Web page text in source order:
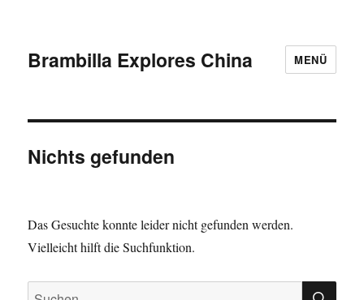
Brambilla Explores China MENÜ
Nichts gefunden
Das Gesuchte konnte leider nicht gefunden werden.
Vielleicht hilft die Suchfunktion.
Suchen